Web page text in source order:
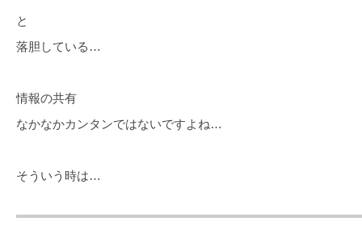
と
落胆している…
情報の共有
なかなかカンタンではないですよね…
そういう時は…